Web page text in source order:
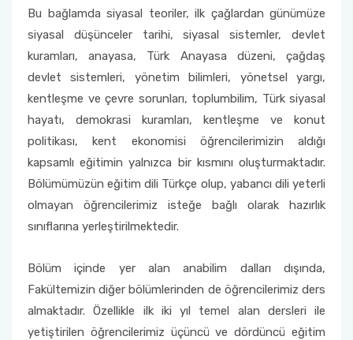
Bu bağlamda siyasal teoriler, ilk çağlardan günümüze
siyasal düşünceler tarihi, siyasal sistemler, devlet
kuramları, anayasa, Türk Anayasa düzeni, çağdaş
devlet sistemleri, yönetim bilimleri, yönetsel yargı,
kentleşme ve çevre sorunları, toplumbilim, Türk siyasal
hayatı, demokrasi kuramları, kentleşme ve konut
politikası, kent ekonomisi öğrencilerimizin aldığı
kapsamlı eğitimin yalnızca bir kısmını oluşturmaktadır.
Bölümümüzün eğitim dili Türkçe olup, yabancı dili yeterli
olmayan öğrencilerimiz isteğe bağlı olarak hazırlık
sınıflarına yerleştirilmektedir.
Bölüm içinde yer alan anabilim dalları dışında,
Fakültemizin diğer bölümlerinden de öğrencilerimiz ders
almaktadır. Özellikle ilk iki yıl temel alan dersleri ile
yetiştirilen öğrencilerimiz üçüncü ve dördüncü eğitim